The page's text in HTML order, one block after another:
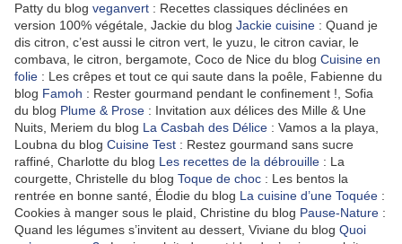
Patty du blog veganvert : Recettes classiques déclinées en
version 100% végétale, Jackie du blog Jackie cuisine : Quand je
dis citron, c’est aussi le citron vert, le yuzu, le citron caviar, le
combava, le citron, bergamote, Coco de Nice du blog Cuisine en
folie : Les crêpes et tout ce qui saute dans la poêle, Fabienne du
blog Famoh : Rester gourmand pendant le confinement !, Sofia
du blog Plume & Prose : Invitation aux délices des Mille & Une
Nuits, Meriem du blog La Casbah des Délice : Vamos a la playa,
Loubna du blog Cuisine Test : Restez gourmand sans sucre
raffiné, Charlotte du blog Les recettes de la débrouille : La
courgette, Christelle du blog Toque de choc : Les bentos la
rentrée en bonne santé, Élodie du blog La cuisine d’une Toquée :
Cookies à manger sous le plaid, Christine du blog Pause-Nature :
Quand les légumes s’invitent au dessert, Viviane du blog Quoi